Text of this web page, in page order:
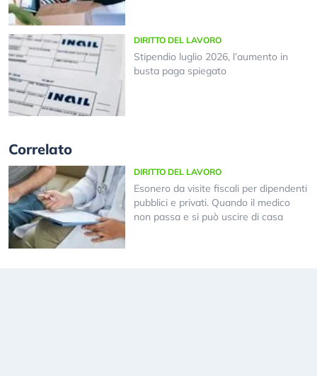
DIRITTO DEL LAVORO
Stipendio luglio 2026, l’aumento in
busta paga spiegato
Correlato
DIRITTO DEL LAVORO
Esonero da visite fiscali per dipendenti
pubblici e privati. Quando il medico
non passa e si può uscire di casa